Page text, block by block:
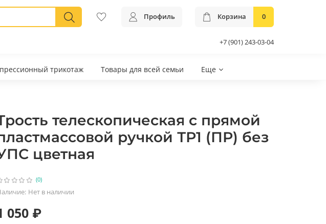
Профиль Корзина 0
+7 (901) 243-03-04
трикотаж Товары для всей семьи
Еще
(0)
Нет в наличии
телескопическая с прямой
ручкой ТР1 (ПР) без
цветная
050 ₽